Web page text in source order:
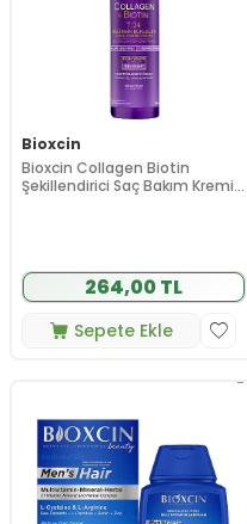
Bioxcin
Bioxcin Collagen Biotin
Şekillendirici Saç Bakım Kremi
264,00 TL
Sepete Ekle